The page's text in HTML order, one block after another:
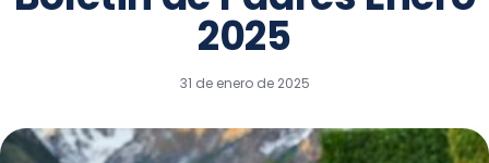
2025
31 de enero de 2025